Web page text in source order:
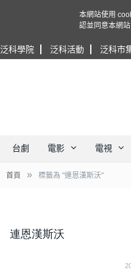
泛科學院 泛科活動 泛科市
台劇 電影 電視
首頁 » 標籤為 "連恩漢斯沃"
連恩漢斯沃
本網站使用
認並同意本網